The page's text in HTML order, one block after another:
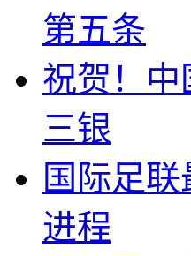
第五条
祝贺！
三银
国际足
进程